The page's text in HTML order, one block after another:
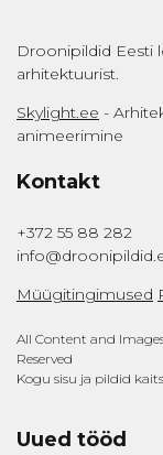
Droonipildid Eesti
arhitektuurist.
Skylight.ee -
animeerimine
Kontakt
+372 55 88 282
Müügitingimused
All Content and
Reserved
Kogu sisu ja pildid
Uued tööd